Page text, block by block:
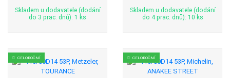
Skladem u dodavatele (dodání
do 3 prac. dnů): 1 ks
Skladem u dodavatele (dodání
do 4 prac. dnů): 10 ks
CELOROČNÍ CELOROČNÍ